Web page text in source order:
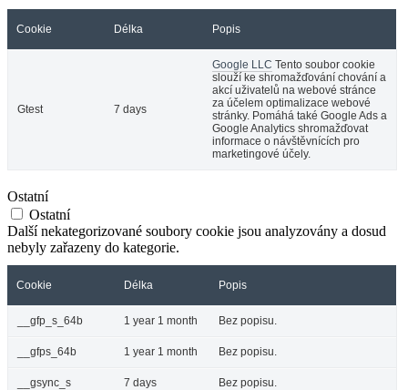
Cookie Délka Popis
Gtest 7 days
Google LLC Tento soubor cookie
slouží ke shromažďování chování a
akcí uživatelů na webové stránce
za účelem optimalizace webové
stránky. Pomáhá také Google Ads a
Google Analytics shromažďovat
informace o návštěvnících pro
marketingové účely.
Ostatní
Ostatní
Další nekategorizované soubory cookie jsou analyzovány a dosud
nebyly zařazeny do kategorie.
Cookie Délka Popis
__gfp_s_64b 1 year 1 month Bez popisu.
__gfps_64b 1 year 1 month Bez popisu.
__gsync_s 7 days Bez popisu.